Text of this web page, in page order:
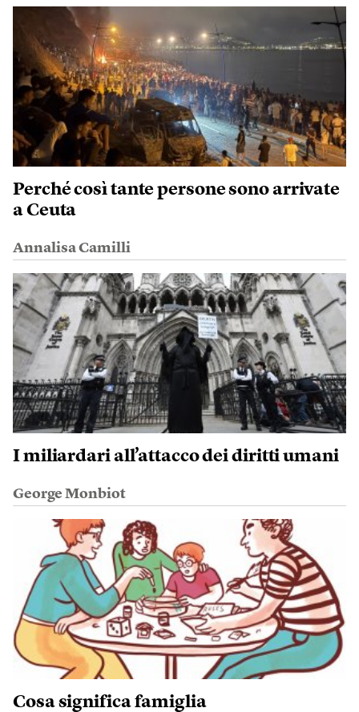
Perché così tante persone sono arrivate
a Ceuta
Annalisa Camilli
I miliardari all’attacco dei diritti umani
George Monbiot
Cosa significa famiglia